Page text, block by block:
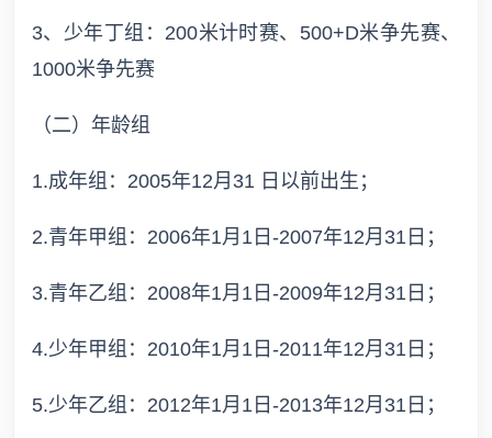
3、少年丁组：200米计时赛、500+D米争先赛、
1000米争先赛
（二）年龄组
1.成年组：2005年12月31 日以前出生；
2.青年甲组：2006年1月1日-2007年12月31日；
3.青年乙组：2008年1月1日-2009年12月31日；
4.少年甲组：2010年1月1日-2011年12月31日；
5.少年乙组：2012年1月1日-2013年12月31日；